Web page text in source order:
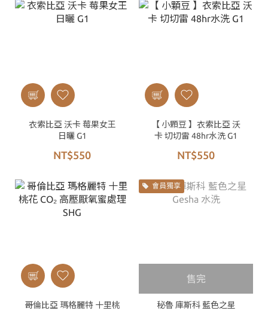
衣索比亞 沃卡 莓果女王
日曬 G1
NT$550
【 小顆豆 】衣索比亞 沃
卡 切切雷 48hr水洗 G1
NT$550
哥倫比亞 瑪格麗特 十里桃
會員獨享
售完
秘魯 庫斯科 藍色之星